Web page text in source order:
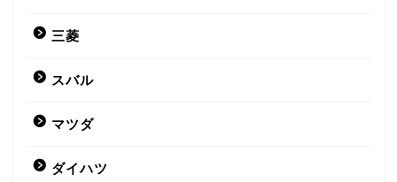
三菱
スバル
マツダ
ダイハツ